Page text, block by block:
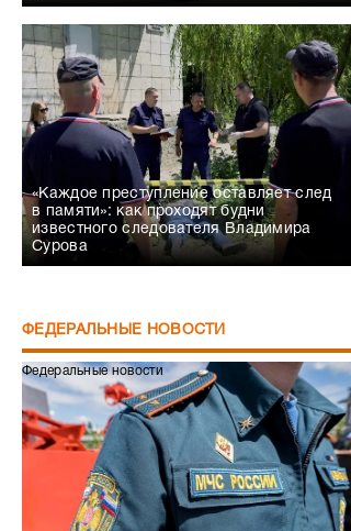
«Каждое преступление оставляет след
в памяти»: как проходят будни
известного следователя Владимира
Сурова
ФЕДЕРАЛЬНЫЕ НОВОСТИ
Федеральные новости